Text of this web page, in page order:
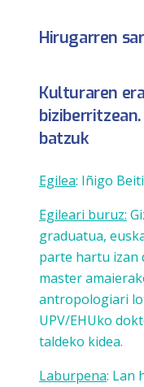
Hirugarren
Kulturaren
batzuk
Egilea: Iñigo
Egileari buruz:
graduatua,
parte hartu izan
master
antropologiari
UPV/EHUko
taldeko kidea.
Laburpena: Lan